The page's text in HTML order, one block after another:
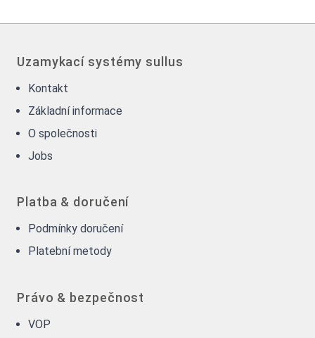
Uzamykací systémy sullus
Kontakt
Základní informace
O společnosti
Jobs
Platba & doručení
Podmínky doručení
Platební metody
Právo & bezpečnost
VOP